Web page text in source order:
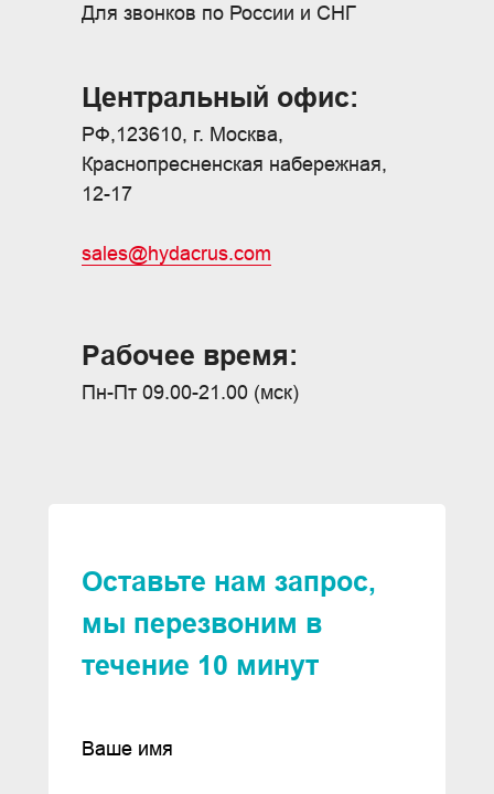
Оставьте нам запрос,
мы перезвоним в
течение 10 минут
Для звонков по России и СНГ
Ваше имя
РФ,123610, г. Москва,
Краснопресненская набережная,
12-17
sales@hydacrus.com
Центральный офис:
Пн-Пт 09.00-21.00 (мск)
Рабочее время: